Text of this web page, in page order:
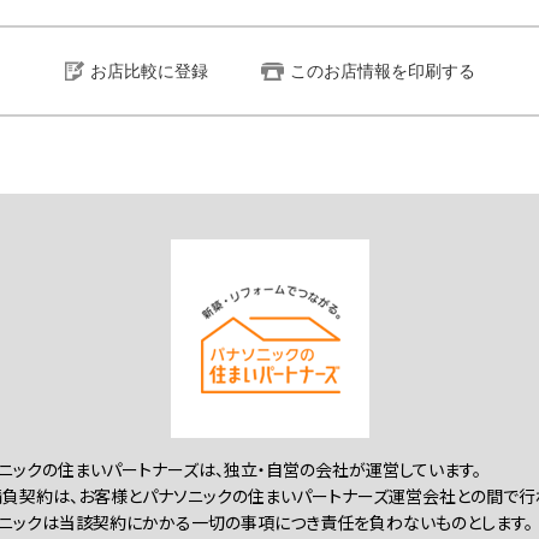
お店比較に登録 このお店情報を印刷する
ックの住まいパートナーズは、独立・自営の会社が運営しています。
契約は、お客様とパナソニックの住まいパートナーズ運営会社との間で行
ックは当該契約にかかる一切の事項につき責任を負わないものとします。